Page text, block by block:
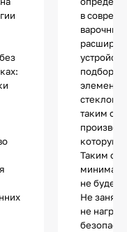
в
варочных
подбор
элементы
таким
которую
Таким
не будет
Не
не